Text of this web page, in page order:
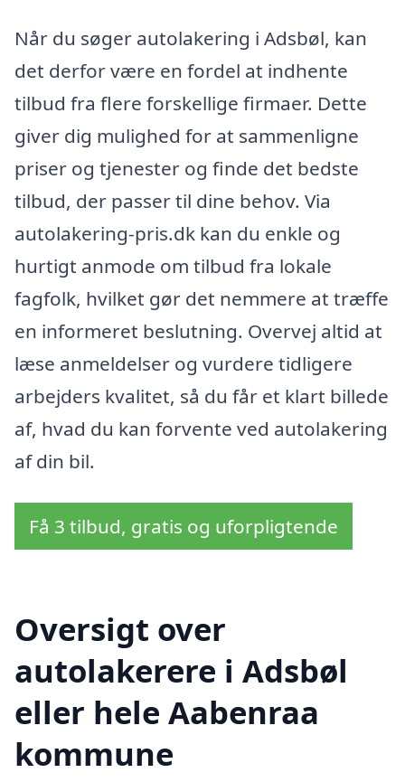
Når du søger autolakering i Adsbøl, kan
det derfor være en fordel at indhente
tilbud fra flere forskellige firmaer. Dette
giver dig mulighed for at sammenligne
priser og tjenester og finde det bedste
tilbud, der passer til dine behov. Via
autolakering-pris.dk kan du enkle og
hurtigt anmode om tilbud fra lokale
fagfolk, hvilket gør det nemmere at træffe
en informeret beslutning. Overvej altid at
læse anmeldelser og vurdere tidligere
arbejders kvalitet, så du får et klart billede
af, hvad du kan forvente ved autolakering
af din bil.
Få 3 tilbud, gratis og uforpligtende
Oversigt over
autolakerere i Adsbøl
eller hele Aabenraa
kommune